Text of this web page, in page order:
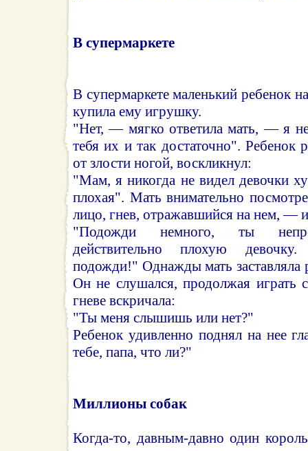
В супермаркете
В супермаркете маленький ребенок
купила ему игрушку.
"Нет, — мягко ответила мать, — я
тебя их и так достаточно". Ребенок
от злости ногой, воскликнул:
"Мам, я никогда не видел девочки
плохая". Мать внимательно
лицо, гнев, отражавшийся на нем, —
"Подожди немного, ты
действительно плохую
подожди!" Однажды мать заставляла
Он не слушался, продолжая играть
гневе вскричала:
"Ты меня слышишь или нет?"
Ребенок удивленно поднял на нее
тебе, папа, что ли?"
Миллионы собак
Когда-то, давным-давно один